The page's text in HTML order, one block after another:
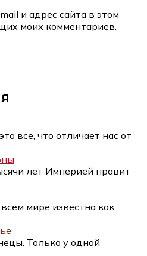
и адрес сайта в этом
моих комментариев.
все, что отличает нас от
лет Империей правит
мире известна как
Только у одной